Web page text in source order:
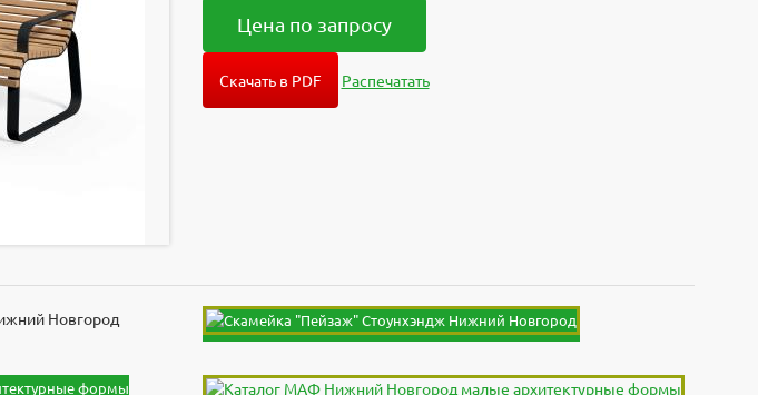
Цена по запросу
Скачать в PDF Распечатать